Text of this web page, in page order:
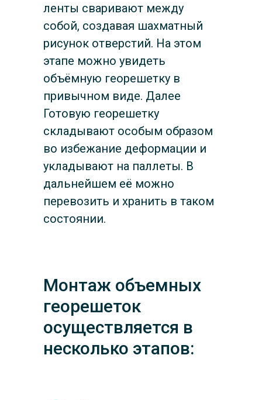
ленты сваривают между
собой, создавая шахматный
рисунок отверстий. На этом
этапе можно увидеть
объёмную георешетку в
привычном виде. Далее
Готовую георешетку
складывают особым образом
во избежание деформации и
укладывают на паллеты. В
дальнейшем её можно
перевозить и хранить в таком
состоянии.
Монтаж объемных
георешеток
осуществляется в
несколько этапов: